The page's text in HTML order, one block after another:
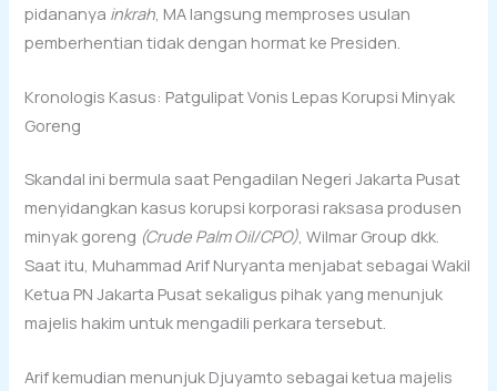
pidananya inkrah , MA langsung memproses usulan
pemberhentian tidak dengan hormat ke Presiden.
Kronologis Kasus: Patgulipat Vonis Lepas Korupsi Minyak
Goreng
Skandal ini bermula saat Pengadilan Negeri Jakarta Pusat
menyidangkan kasus korupsi korporasi raksasa produsen
minyak goreng (Crude Palm Oil/CPO), Wilmar Group dkk.
Saat itu, Muhammad Arif Nuryanta menjabat sebagai Wakil
Ketua PN Jakarta Pusat sekaligus pihak yang menunjuk
majelis hakim untuk mengadili perkara tersebut.
Arif kemudian menunjuk Djuyamto sebagai ketua majelis